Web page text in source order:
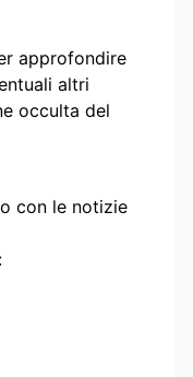
approfondire
altri
occulta del
con le notizie